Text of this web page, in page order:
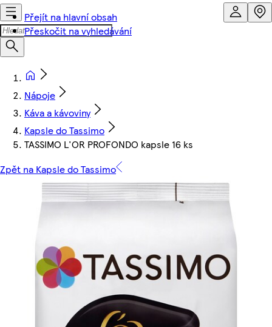
Přejít na hlavní obsah
Přeskočit na vyhledávání
Nápoje
Káva a kávoviny
Kapsle do Tassimo
TASSIMO L'OR PROFONDO kapsle 16 ks
Zpět na Kapsle do Tassimo